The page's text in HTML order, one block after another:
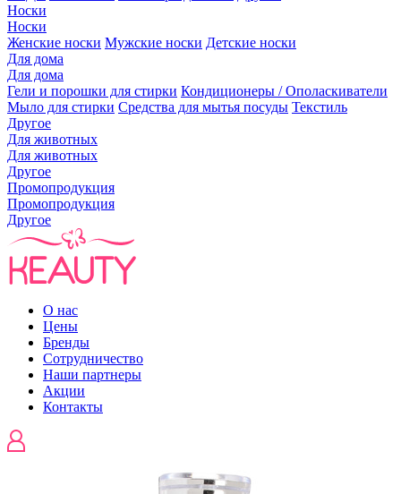
Носки
Носки
Женские носки Мужские носки Детские носки
Для дома
Для дома
Гели и порошки для стирки Кондиционеры / Ополаскиватели
Мыло для стирки Средства для мытья посуды Текстиль
Другое
Для животных
Для животных
Другое
Промопродукция
Промопродукция
Другое
О нас
Цены
Бренды
Сотрудничество
Наши партнеры
Акции
Контакты